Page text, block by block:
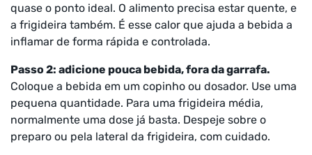
quase o ponto ideal. O alimento precisa estar quente, e
a frigideira também. É esse calor que ajuda a bebida a
inflamar de forma rápida e controlada.
Passo 2: adicione pouca bebida, fora da garrafa.
Coloque a bebida em um copinho ou dosador. Use uma
pequena quantidade. Para uma frigideira média,
normalmente uma dose já basta. Despeje sobre o
preparo ou pela lateral da frigideira, com cuidado.